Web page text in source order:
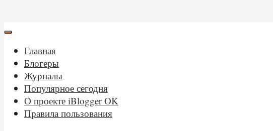
Главная
Блогеры
Журналы
Популярное сегодня
О проекте iBlogger OK
Правила пользования